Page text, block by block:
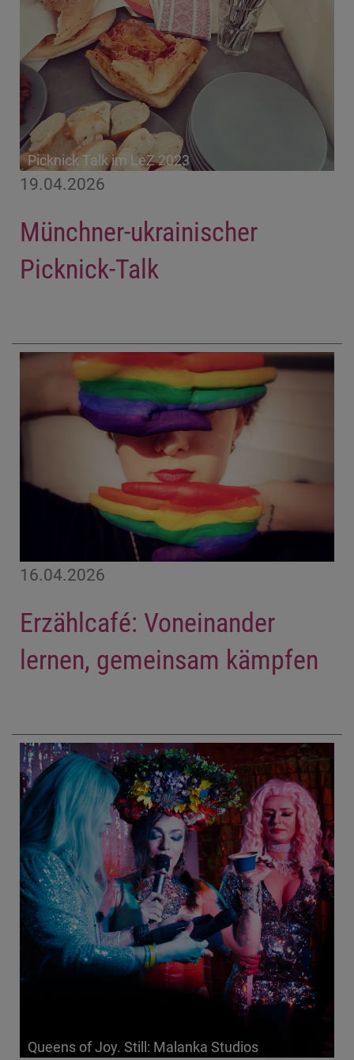
19.04.2026
Münchner-ukrainischer
Picknick-Talk
Picknick Talk im LeZ 2023
16.04.2026
Erzählcafé: Voneinander
lernen, gemeinsam kämpfen
Queens of Joy. Still: Malanka Studios